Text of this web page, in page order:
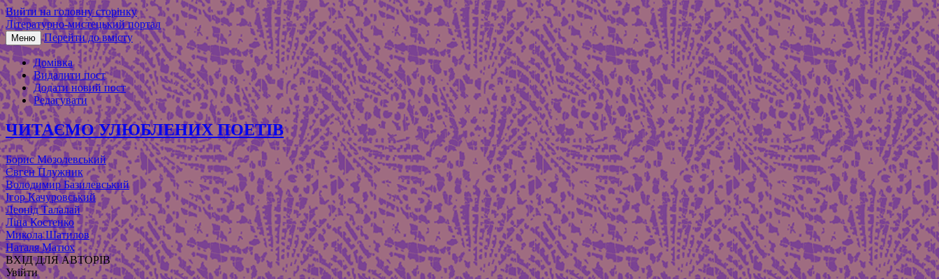
Вийти на головну сторінку
Літературно-мистецький портал
Меню Перейти до вмісту
Домівка
Видалити пост
Додати новий пост
Редагувати
ЧИТАЄМО УЛЮБЛЕНИХ ПОЕТІВ
Борис Мозолевський
Євген Плужник
Володимир Базилевський
Ігор Качуровський
Леонід Талалай
Ліна Костенко
Микола Шатилов
Наталя Матюх
ВХІД ДЛЯ АВТОРІВ
Увійти